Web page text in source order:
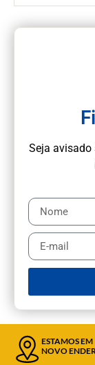
Seja avisado
ESTAMOS EM
NOVO